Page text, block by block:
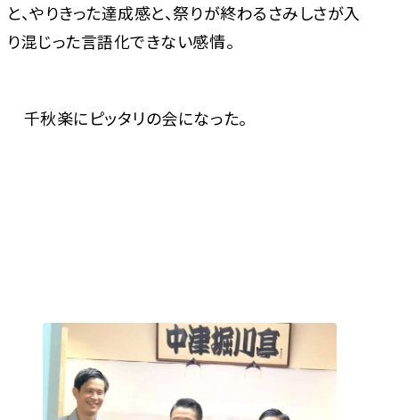
と、やりきった達成感と、祭りが終わるさみしさが入
り混じった言語化できない感情。
千秋楽にピッタリの会になった。